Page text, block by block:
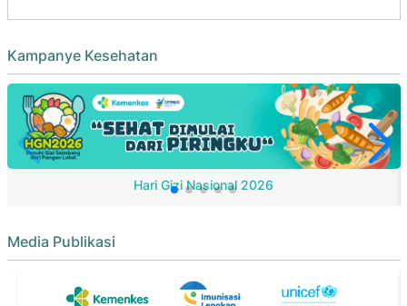
Kampanye Kesehatan
Hari Gizi Nasional 2026
Media Publikasi